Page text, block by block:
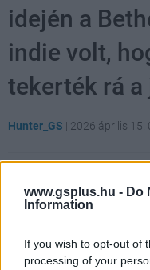
www.gsplus.hu - Do
Information
If you wish to opt-out of
processing of your
idején a
indie volt,
tekerték rá
Hunter_GS | 2026 április 15.
A nagyon szerény
Elder Scrolls
21.86%